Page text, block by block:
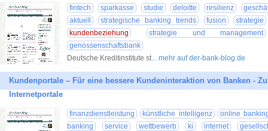
fintech sparkasse studie deloitte resilienz
aktuell
strategische banking trends fusion
strategie
kundenbeziehung
strategie und management
genossenschaftsbank
Deutsche Kreditinstitute st... mehr auf der-bank-blog.de
Kundenportale – Für eine bessere Kundeninteraktion von Banken -
Internetportale
finanzdienstleistung künstliche intelligenz
online
banking
service wettbewerb ki internet